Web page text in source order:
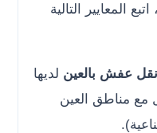
المعايير التالية
عفش بالعين لديها
مع مناطق العين